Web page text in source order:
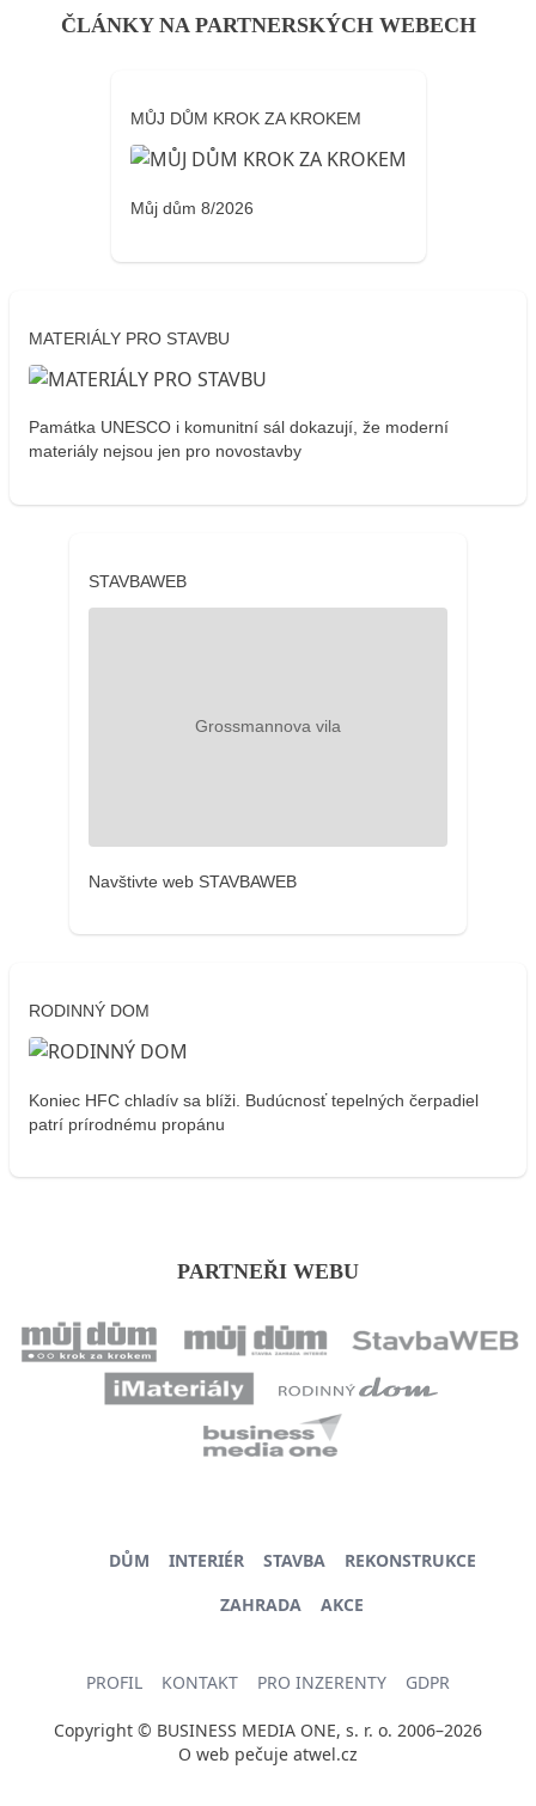
ČLÁNKY NA PARTNERSKÝCH WEBECH
MŮJ DŮM KROK ZA KROKEM
Můj dům 8/2026
MATERIÁLY PRO STAVBU
Památka UNESCO i komunitní sál dokazují, že moderní
materiály nejsou jen pro novostavby
STAVBAWEB
Navštivte web STAVBAWEB
RODINNÝ DOM
Koniec HFC chladív sa blíži. Budúcnosť tepelných čerpadiel
patrí prírodnému propánu
PARTNEŘI WEBU
DŮM INTERIÉR STAVBA
REKONSTRUKCE
ZAHRADA
AKCE
PROFIL KONTAKT PRO INZERENTY GDPR
Copyright © BUSINESS MEDIA ONE, s. r. o. 2006–2026